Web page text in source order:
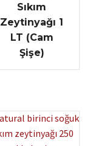
Sıkım
Zeytinyağı 1
LT (Cam
Şişe)